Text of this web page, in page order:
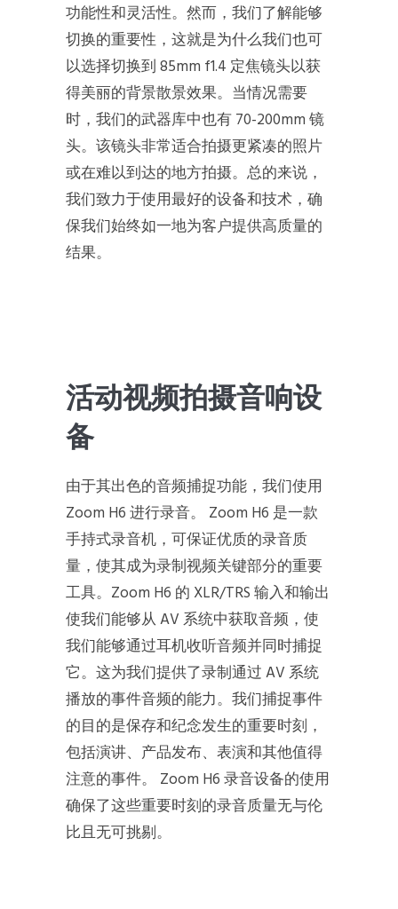
功能性和灵活性。然而，我们了解能够
切换的重要性，这就是为什么我们也可
以选择切换到 85mm f1.4 定焦镜头以获
得美丽的背景散景效果。当情况需要
时，我们的武器库中也有 70-200mm 镜
头。该镜头非常适合拍摄更紧凑的照片
或在难以到达的地方拍摄。总的来说，
我们致力于使用最好的设备和技术，确
保我们始终如一地为客户提供高质量的
结果。
活动视频拍摄音响设
备
由于其出色的音频捕捉功能，我们使用
Zoom H6 进行录音。 Zoom H6 是一款
手持式录音机，可保证优质的录音质
量，使其成为录制视频关键部分的重要
工具。Zoom H6 的 XLR/TRS 输入和输出
使我们能够从 AV 系统中获取音频，使
我们能够通过耳机收听音频并同时捕捉
它。这为我们提供了录制通过 AV 系统
播放的事件音频的能力。我们捕捉事件
的目的是保存和纪念发生的重要时刻，
包括演讲、产品发布、表演和其他值得
注意的事件。 Zoom H6 录音设备的使用
确保了这些重要时刻的录音质量无与伦
比且无可挑剔。